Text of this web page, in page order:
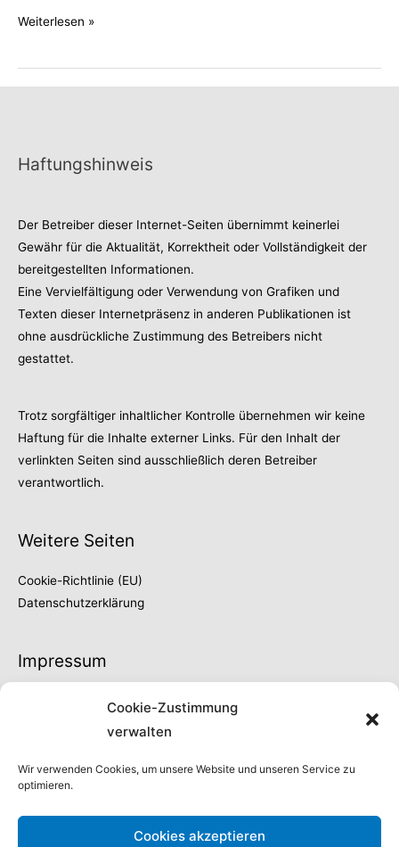
Cookie-Zustimmung
verwalten
Wir verwenden Cookies, um unsere Website und unseren Service zu
optimieren.
Cookies akzeptieren
Edelberyll
Weiterlesen »
Haftungshinweis
Der Betreiber dieser Internet-Seiten übernimmt keinerlei
Gewähr für die Aktualität, Korrektheit oder Vollständigkeit der
bereitgestellten Informationen.
Eine Vervielfältigung oder Verwendung von Grafiken und
Texten dieser Internetpräsenz in anderen Publikationen ist
ohne ausdrückliche Zustimmung des Betreibers nicht
gestattet.
Trotz sorgfältiger inhaltlicher Kontrolle übernehmen wir keine
Haftung für die Inhalte externer Links. Für den Inhalt der
verlinkten Seiten sind ausschließlich deren Betreiber
verantwortlich.
Weitere Seiten
Cookie-Richtlinie (EU)
Datenschutzerklärung
Impressum
Fon 0202 | 730902
info@thilo-froeschke.de
Steuernummer: